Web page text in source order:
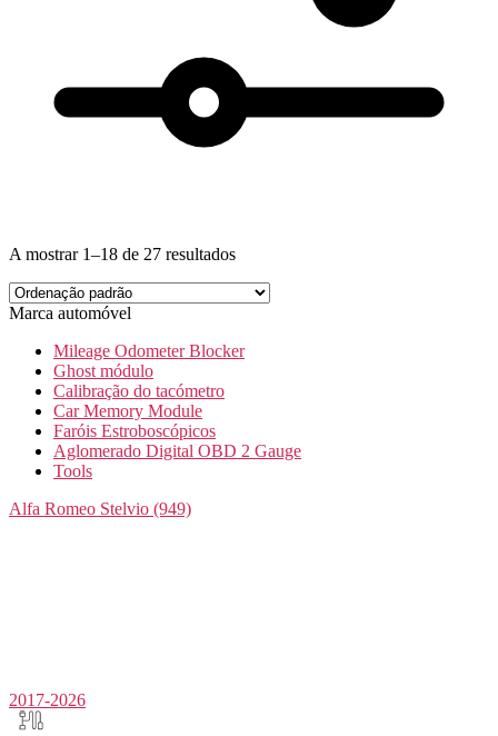
A mostrar 1–18 de 27 resultados
Marca automóvel
Mileage Odometer Blocker
Ghost módulo
Calibração do tacómetro
Car Memory Module
Faróis Estroboscópicos
Aglomerado Digital OBD 2 Gauge
Tools
Alfa Romeo Stelvio (949)
2017-2026